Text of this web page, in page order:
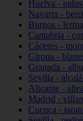
Huelva -
Navarra -
Burgos - lerma
Cantabria -
Cáceres -
Girona -
Granada -
Sevilla -
Alicante - altea
Madrid -
Cuenca -